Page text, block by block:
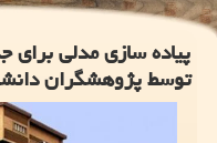
پیاده سازی مدلی برای
توسط پژوهشگران